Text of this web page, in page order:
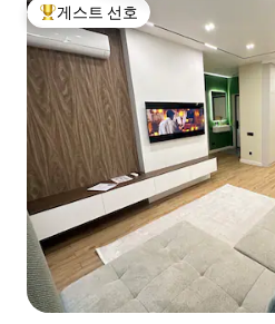
상위 게스트 선호
게스트 선호